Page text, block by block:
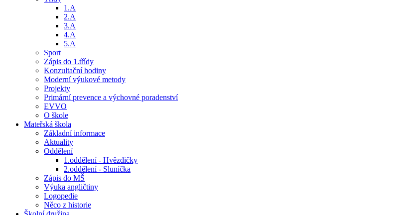
1.A
2.A
3.A
4.A
5.A
Sport
Zápis do 1.třídy
Konzultační hodiny
Moderní výukové metody
Projekty
Primární prevence a výchovné poradenství
EVVO
O škole
Mateřská škola
Základní informace
Aktuality
Oddělení
1.oddělení - Hvězdičky
2.oddělení - Sluníčka
Zápis do MŠ
Výuka angličtiny
Logopedie
Něco z historie